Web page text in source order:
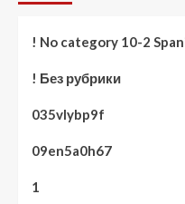
! No category 10-2
! Без рубрики
035vlybp9f
09en5a0h67
1